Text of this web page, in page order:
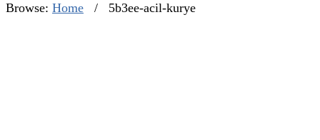
Browse: Home / 5b3ee-acil-kurye